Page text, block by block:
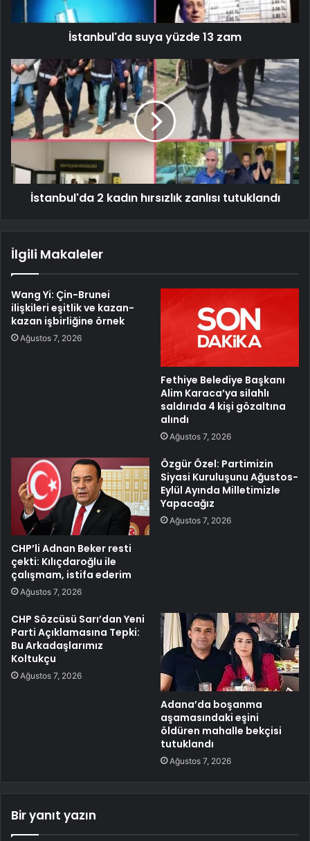
İstanbul'da suya yüzde 13 zam
İstanbul'da 2 kadın hırsızlık zanlısı tutuklandı
İlgili Makaleler
Wang Yi: Çin-Brunei
ilişkileri eşitlik ve kazan-
kazan işbirliğine örnek
Ağustos 7, 2026
Fethiye Belediye Başkanı
Alim Karaca’ya silahlı
saldırıda 4 kişi gözaltına
alındı
Ağustos 7, 2026
CHP’li Adnan Beker resti
çekti: Kılıçdaroğlu ile
çalışmam, istifa ederim
Ağustos 7, 2026
Özgür Özel: Partimizin
Siyasi Kuruluşunu Ağustos-
Eylül Ayında Milletimizle
Yapacağız
Ağustos 7, 2026
CHP Sözcüsü Sarı’dan Yeni
Parti Açıklamasına Tepki:
Bu Arkadaşlarımız
Koltukçu
Ağustos 7, 2026
Adana’da boşanma
aşamasındaki eşini
öldüren mahalle bekçisi
tutuklandı
Ağustos 7, 2026
Bir yanıt yazın